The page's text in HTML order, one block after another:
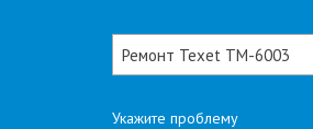
Ремонт Texet TM-6003
Укажите проблему